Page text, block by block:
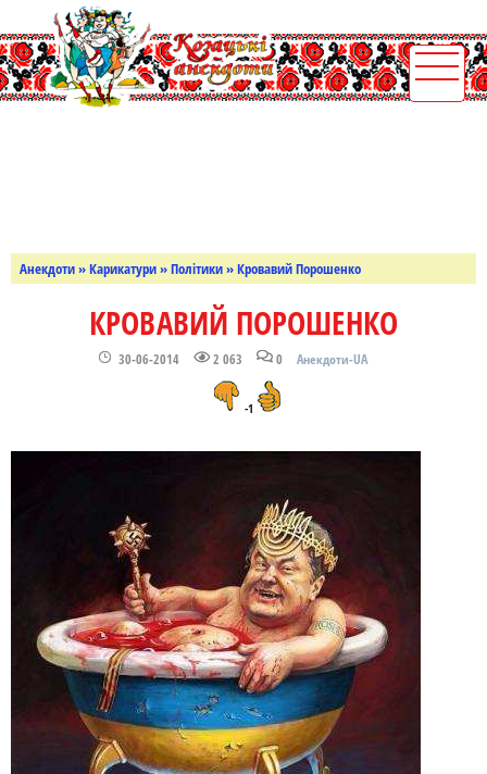
Анекдоти»Карикатури»Політики» Кровавий Порошенко
КРОВАВИЙ ПОРОШЕНКО
30-06-2014 2 063 0 Анекдоти-UA
-1